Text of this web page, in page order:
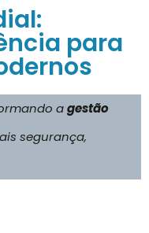
para
agestão
segurança,